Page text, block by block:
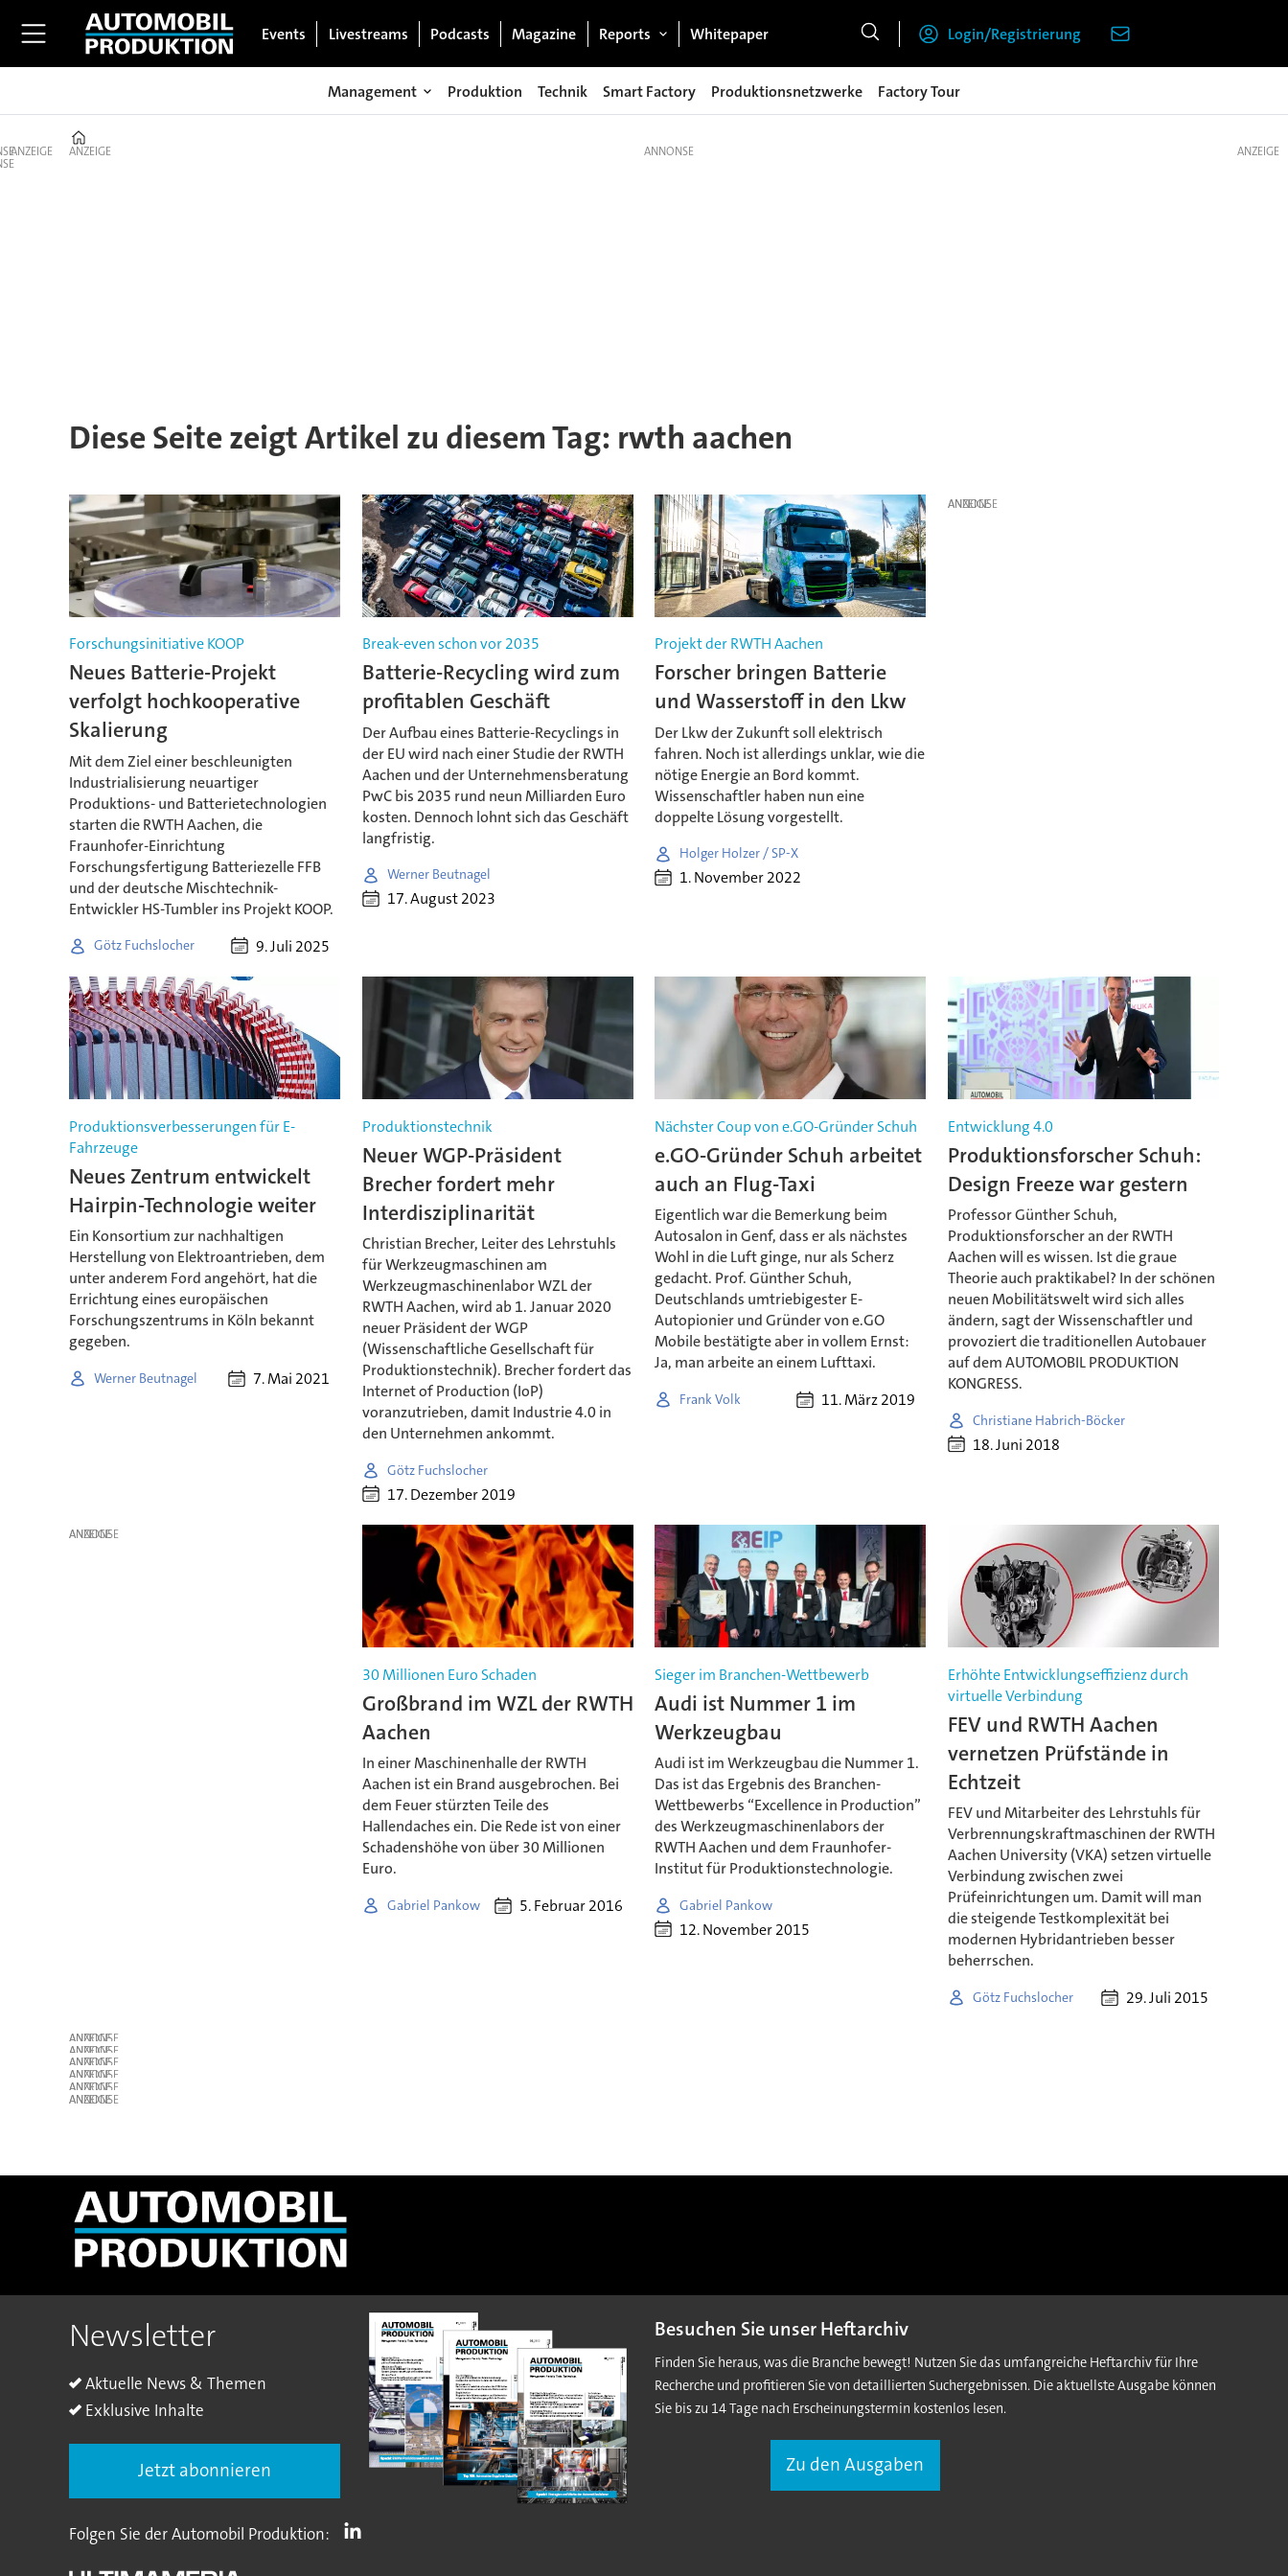
Events Livestreams Podcasts Magazine Reports Whitepaper Login/Registrierung
Management Produktion Technik Smart Factory Produktionsnetzwerke Factory Tour
ANZEIGE ANZEIGE
Diese Seite zeigt Artikel zu diesem Tag: rwth aachen
Forschungsinitiative KOOP
Neues Batterie-Projekt
verfolgt hochkooperative
Skalierung
Mit dem Ziel einer beschleunigten
Industrialisierung neuartiger
Produktions- und Batterietechnologien
starten die RWTH Aachen, die
Fraunhofer-Einrichtung
Forschungsfertigung Batteriezelle FFB
und der deutsche Mischtechnik-
Entwickler HS-Tumbler ins Projekt KOOP.
Götz Fuchslocher 9. Juli 2025
Break-even schon vor 2035
Batterie-Recycling wird zum
profitablen Geschäft
Der Aufbau eines Batterie-Recyclings in
der EU wird nach einer Studie der RWTH
Aachen und der Unternehmensberatung
PwC bis 2035 rund neun Milliarden Euro
kosten. Dennoch lohnt sich das Geschäft
langfristig.
Werner Beutnagel
17. August 2023
Projekt der RWTH Aachen
Forscher bringen Batterie
und Wasserstoff in den Lkw
Der Lkw der Zukunft soll elektrisch
fahren. Noch ist allerdings unklar, wie die
nötige Energie an Bord kommt.
Wissenschaftler haben nun eine
doppelte Lösung vorgestellt.
Holger Holzer / SP-X
1. November 2022
ANZEIGE
Produktionsverbesserungen für E-
Fahrzeuge
Neues Zentrum entwickelt
Hairpin-Technologie weiter
Ein Konsortium zur nachhaltigen
Herstellung von Elektroantrieben, dem
unter anderem Ford angehört, hat die
Errichtung eines europäischen
Forschungszentrums in Köln bekannt
gegeben.
Werner Beutnagel 7. Mai 2021
Produktionstechnik
Neuer WGP-Präsident
Brecher fordert mehr
Interdisziplinarität
Christian Brecher, Leiter des Lehrstuhls
für Werkzeugmaschinen am
Werkzeugmaschinenlabor WZL der
RWTH Aachen, wird ab 1. Januar 2020
neuer Präsident der WGP
(Wissenschaftliche Gesellschaft für
Produktionstechnik). Brecher fordert das
Internet of Production (IoP)
voranzutrieben, damit Industrie 4.0 in
den Unternehmen ankommt.
Götz Fuchslocher
17. Dezember 2019
Nächster Coup von e.GO-Gründer Schuh
e.GO-Gründer Schuh arbeitet
auch an Flug-Taxi
Eigentlich war die Bemerkung beim
Autosalon in Genf, dass er als nächstes
Wohl in die Luft ginge, nur als Scherz
gedacht. Prof. Günther Schuh,
Deutschlands umtriebigester E-
Autopionier und Gründer von e.GO
Mobile bestätigte aber in vollem Ernst:
Ja, man arbeite an einem Lufttaxi.
Frank Volk 11. März 2019
Entwicklung 4.0
Produktionsforscher Schuh:
Design Freeze war gestern
Professor Günther Schuh,
Produktionsforscher an der RWTH
Aachen will es wissen. Ist die graue
Theorie auch praktikabel? In der schönen
neuen Mobilitätswelt wird sich alles
ändern, sagt der Wissenschaftler und
provoziert die traditionellen Autobauer
auf dem AUTOMOBIL PRODUKTION
KONGRESS.
Christiane Habrich-Böcker
18. Juni 2018
ANZEIGE
30 Millionen Euro Schaden
Großbrand im WZL der RWTH
Aachen
In einer Maschinenhalle der RWTH
Aachen ist ein Brand ausgebrochen. Bei
dem Feuer stürzten Teile des
Hallendaches ein. Die Rede ist von einer
Schadenshöhe von über 30 Millionen
Euro.
Gabriel Pankow 5. Februar 2016
Sieger im Branchen-Wettbewerb
Audi ist Nummer 1 im
Werkzeugbau
Audi ist im Werkzeugbau die Nummer 1.
Das ist das Ergebnis des Branchen-
Wettbewerbs “Excellence in Production”
des Werkzeugmaschinenlabors der
RWTH Aachen und dem Fraunhofer-
Institut für Produktionstechnologie.
Gabriel Pankow
12. November 2015
Erhöhte Entwicklungseffizienz durch
virtuelle Verbindung
FEV und RWTH Aachen
vernetzen Prüfstände in
Echtzeit
FEV und Mitarbeiter des Lehrstuhls für
Verbrennungskraftmaschinen der RWTH
Aachen University (VKA) setzen virtuelle
Verbindung zwischen zwei
Prüfeinrichtungen um. Damit will man
die steigende Testkomplexität bei
modernen Hybridantrieben besser
beherrschen.
Götz Fuchslocher 29. Juli 2015
ANZEIGE
ANZEIGE
ANZEIGE
ANZEIGE
ANZEIGE
ANZEIGE
ANZEIGE
Newsletter
Aktuelle News & Themen
Exklusive Inhalte
Jetzt abonnieren
Besuchen Sie unser Heftarchiv
Finden Sie heraus, was die Branche bewegt! Nutzen Sie das umfangreiche Heftarchiv für Ihre
Recherche und profitieren Sie von detaillierten Suchergebnissen. Die aktuellste Ausgabe können
Sie bis zu 14 Tage nach Erscheinungstermin kostenlos lesen.
Zu den Ausgaben
Folgen Sie der Automobil Produktion: